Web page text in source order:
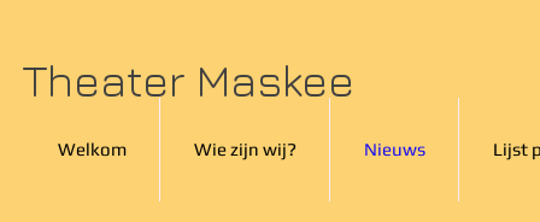
Theater Maskee
Welkom Wie zijn wij? Nieuws Lijst